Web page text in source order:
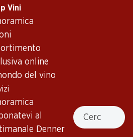
Vini
online
del vino
al
Denner
Cercare
Bottiglia: 5.95
Vallonnette AOC La Côte